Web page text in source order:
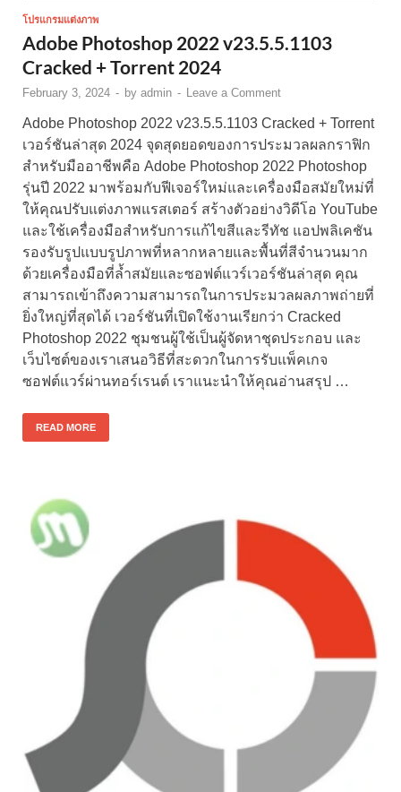
โปรแกรมแต่งภาพ
Adobe Photoshop 2022 v23.5.5.1103
Cracked + Torrent 2024
February 3, 2024 - by admin - Leave a Comment
Adobe Photoshop 2022 v23.5.5.1103 Cracked + Torrent
เวอร์ชันล่าสุด 2024 จุดสุดยอดของการประมวลผลกราฟิก
สำหรับมืออาชีพคือ Adobe Photoshop 2022 Photoshop
รุ่นปี 2022 มาพร้อมกับฟีเจอร์ใหม่และเครื่องมือสมัยใหม่ที่
ให้คุณปรับแต่งภาพแรสเตอร์ สร้างตัวอย่างวิดีโอ YouTube
และใช้เครื่องมือสำหรับการแก้ไขสีและรีทัช แอปพลิเคชัน
รองรับรูปแบบรูปภาพที่หลากหลายและพื้นที่สีจำนวนมาก
ด้วยเครื่องมือที่ล้ำสมัยและซอฟต์แวร์เวอร์ชันล่าสุด คุณ
สามารถเข้าถึงความสามารถในการประมวลผลภาพถ่ายที่
ยิ่งใหญ่ที่สุดได้ เวอร์ชันที่เปิดใช้งานเรียกว่า Cracked
Photoshop 2022 ชุมชนผู้ใช้เป็นผู้จัดหาชุดประกอบ และ
เว็บไซต์ของเราเสนอวิธีที่สะดวกในการรับแพ็คเกจ
ซอฟต์แวร์ผ่านทอร์เรนต์ เราแนะนำให้คุณอ่านสรุป …
READ MORE